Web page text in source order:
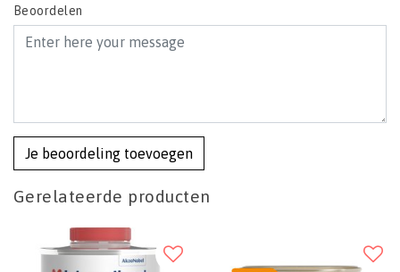
Beoordelen
Je beoordeling toevoegen
Gerelateerde producten